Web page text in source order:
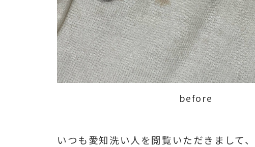
before
いつも愛知洗い人を閲覧いただきまして